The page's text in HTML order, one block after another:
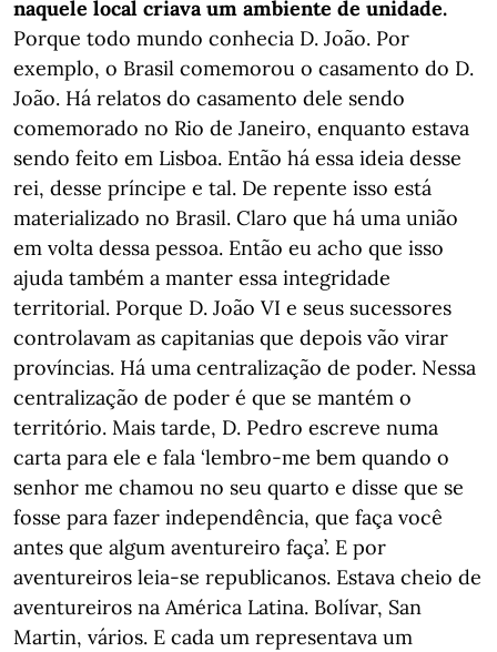
naquele local criava um ambiente de unidade.
Porque todo mundo conhecia D. João. Por
exemplo, o Brasil comemorou o casamento do D.
João. Há relatos do casamento dele sendo
comemorado no Rio de Janeiro, enquanto estava
sendo feito em Lisboa. Então há essa ideia desse
rei, desse príncipe e tal. De repente isso está
materializado no Brasil. Claro que há uma união
em volta dessa pessoa. Então eu acho que isso
ajuda também a manter essa integridade
territorial. Porque D. João VI e seus sucessores
controlavam as capitanias que depois vão virar
províncias. Há uma centralização de poder. Nessa
centralização de poder é que se mantém o
território. Mais tarde, D. Pedro escreve numa
carta para ele e fala ‘lembro-me bem quando o
senhor me chamou no seu quarto e disse que se
fosse para fazer independência, que faça você
antes que algum aventureiro faça’. E por
aventureiros leia-se republicanos. Estava cheio de
aventureiros na América Latina. Bolívar, San
Martin, vários. E cada um representava um